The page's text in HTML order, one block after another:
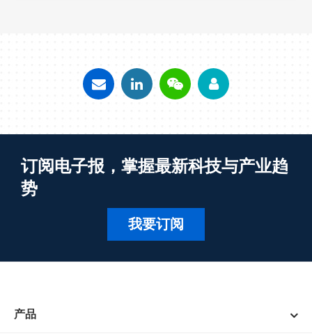
订阅电子报，掌握最新科技与产业趋
势
我要订阅
产品